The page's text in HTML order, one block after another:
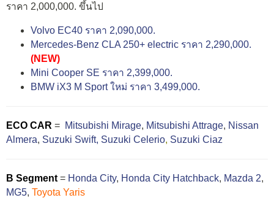
ราคา 2,000,000. ขึ้นไป
Volvo EC40 ราคา 2,090,000.
Mercedes-Benz CLA 250+ electric ราคา 2,290,000.
(NEW)
Mini Cooper SE ราคา 2,399,000.
BMW iX3 M Sport ใหม่ ราคา 3,499,000.
ECO CAR = Mitsubishi Mirage, Mitsubishi Attrage, Nissan
Almera, Suzuki Swift, Suzuki Celerio, Suzuki Ciaz
B Segment = Honda City, Honda City Hatchback, Mazda 2,
MG5, Toyota Yaris